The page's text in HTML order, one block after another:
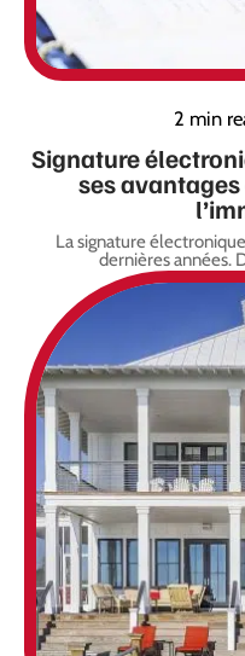
2 min
Signature
ses
La signature
dernières années.